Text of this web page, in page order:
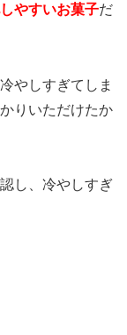
やすいお菓子だ
やしすぎてしま
りいただけたか
し、冷やしすぎ